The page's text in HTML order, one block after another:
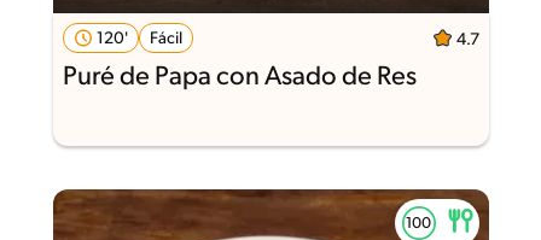
120' Fácil 4.7
Puré de Papa con Asado de Res